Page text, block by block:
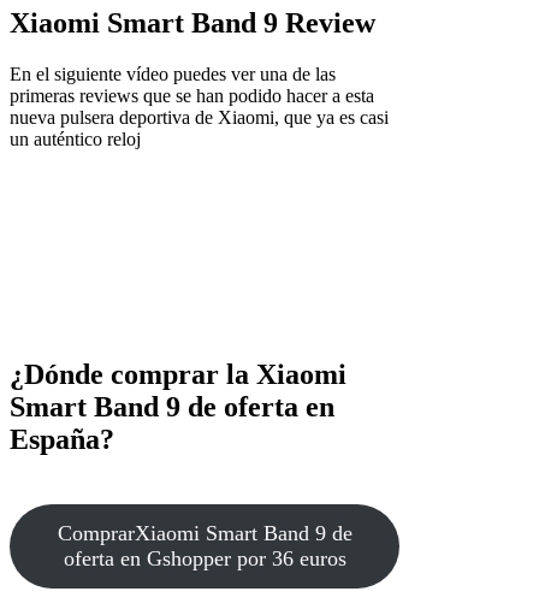
Xiaomi Smart Band 9 Review
En el siguiente vídeo puedes ver una de las
primeras reviews que se han podido hacer a esta
nueva pulsera deportiva de Xiaomi, que ya es casi
un auténtico reloj
¿Dónde comprar la Xiaomi
Smart Band 9 de oferta en
España?
ComprarXiaomi Smart Band 9 de
oferta en Gshopper por 36 euros